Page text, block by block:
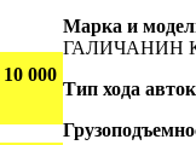
10 000
Марка и
ГАЛИЧАНИН
Тип хода